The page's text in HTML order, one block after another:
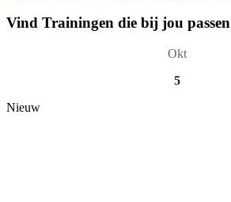
Vind Trainingen die bij jou passen
Okt
5
Nieuw